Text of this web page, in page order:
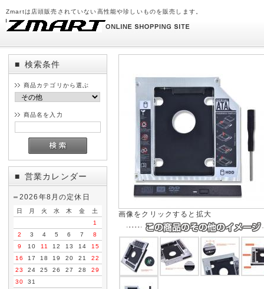
Zmartは店頭販売されていない高性能や珍しいものを販売します。
■ 検索条件
商品カテゴリから選ぶ
商品名を入力
■ 営業カレンダー
2026年8月の定休日
日 月 火 水 木 金
土
1
2
3 4 5 6 7
8
9
10 11 12 13 14
15
16
17 18 19 20 21
22
23
24 25 26 27 28
29
30
31
画像をクリックすると拡大